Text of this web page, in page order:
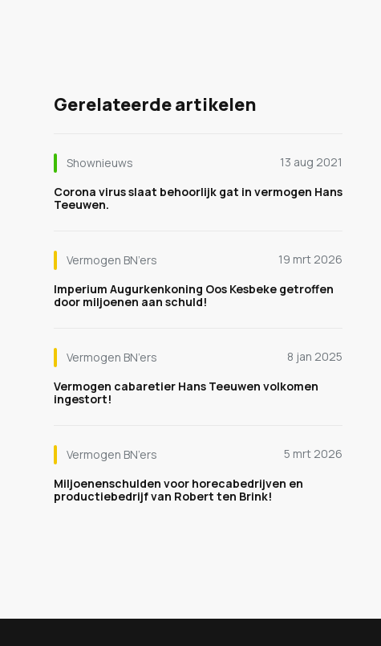
Gerelateerde artikelen
Shownieuws
13 aug 2021
Corona virus slaat behoorlijk gat in vermogen Hans
Teeuwen.
Vermogen BN’ers
19 mrt 2026
Imperium Augurkenkoning Oos Kesbeke getroffen
door miljoenen aan schuld!
Vermogen BN’ers
8 jan 2025
Vermogen cabaretier Hans Teeuwen volkomen
ingestort!
Vermogen BN’ers
5 mrt 2026
Miljoenenschulden voor horecabedrijven en
productiebedrijf van Robert ten Brink!